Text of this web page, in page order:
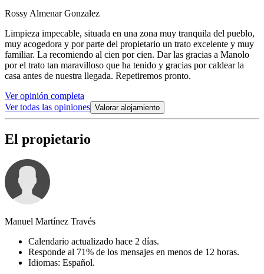
Rossy Almenar Gonzalez
Limpieza impecable, situada en una zona muy tranquila del pueblo,
muy acogedora y por parte del propietario un trato excelente y muy
familiar. La recomiendo al cien por cien. Dar las gracias a Manolo
por el trato tan maravilloso que ha tenido y gracias por caldear la
casa antes de nuestra llegada. Repetiremos pronto.
Ver opinión completa
Ver todas las opiniones Valorar alojamiento
El propietario
Manuel Martínez Través
Calendario actualizado hace 2 días.
Responde al 71% de los mensajes en menos de 12 horas.
Idiomas: Español.